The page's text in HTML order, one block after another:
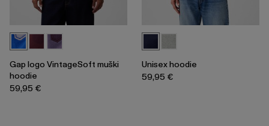
Gap logo VintageSoft muški
hoodie
59,95 €
Unisex hoodie
59,95 €